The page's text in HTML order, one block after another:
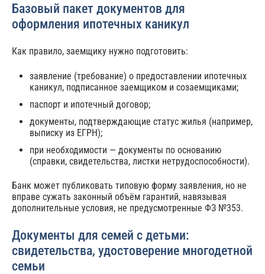
Базовый пакет документов для
оформления ипотечных каникул
Как правило, заемщику нужно подготовить:
заявление (требование) о предоставлении ипотечных
каникул, подписанное заемщиком и созаемщиками;
паспорт и ипотечный договор;
документы, подтверждающие статус жилья (например,
выписку из ЕГРН);
при необходимости — документы по основанию
(справки, свидетельства, листки нетрудоспособности).
Банк может публиковать типовую форму заявления, но не
вправе сужать законный объём гарантий, навязывая
дополнительные условия, не предусмотренные ФЗ №353.
Документы для семей с детьми:
свидетельства, удостоверение многодетной
семьи